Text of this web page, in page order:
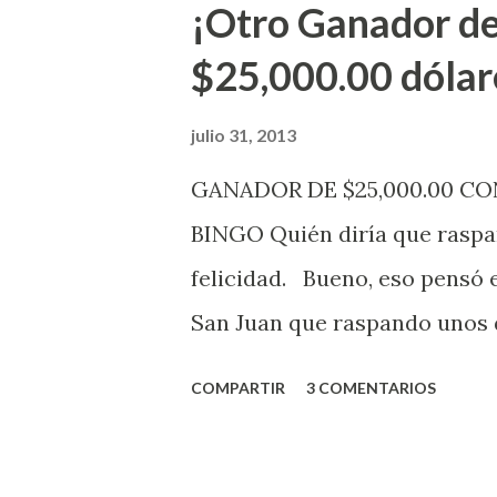
indicó López. Sobre el
mismo se continuará
jugadores podrán conocer
de la página electrónica de
¡Otro Ganador
$25,000.00
julio 31, 2013
GANADOR DE $25,000.00
BINGO Quién diría que
felicidad. Bueno, eso pensó
San Juan que raspando
COMPARTIR 3 COMENTARIOS